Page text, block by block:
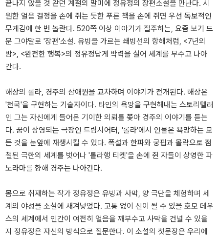
끝나지 않을 것 같던 계절의 말미에 정유정의 장편소설을 만난다. 시
원한 얼음 결정을 손에 쥐는 듯한 푸른 책을 손에 쥐면 우선 독보적인
무게감에 한 번 놀란다. 520쪽 이상 이야기가 질주하는, 요즘 보기 드
문 그야말로 '장편'소설. 유빙을 가르는 쇄빙선의 항해처럼, <7년의
밤>, <완전한 행복>의 정유정답게 박력을 실어 세계를 부수고 나아
간다.
해상의 롤라, 경주의 삼애원을 교차하며 이야기가 전개된다. 해상은
'천국'을 구현하는 기술자이다. 타인의 욕망을 구현해내는 스토리텔러
인 그는 자신에게 들어온 기이한 의뢰를 쫓아 경주의 이야기를 듣는
다. 꿈이 상영되는 극장인 드림시어터, '롤라'에서 인물은 욕망하는 모
든 것을 눈앞에 재생시킬 수 있다. 폭설과 한파와 궁핍과 몰락으로 점
철된 극한의 세계를 벗어나 '롤라행 티켓'을 손에 쥔 자들이 상영한 파
노라마를 향해 경주는 나아간다.
몸으로 취재하는 작가 정유정은 유빙과 사막, 양 극단을 체험하며 세
계의 야성을 소설에 새겨넣었다. 고통 없이 신이 될 수 있을 호모 데우
스의 세계에서 인간이 여전히 얼음을 깨부수고 사막을 건널 수 있을
지 정유정은 자신의 방식으로 질문한다. 이 소설의 첫문장은 우리에